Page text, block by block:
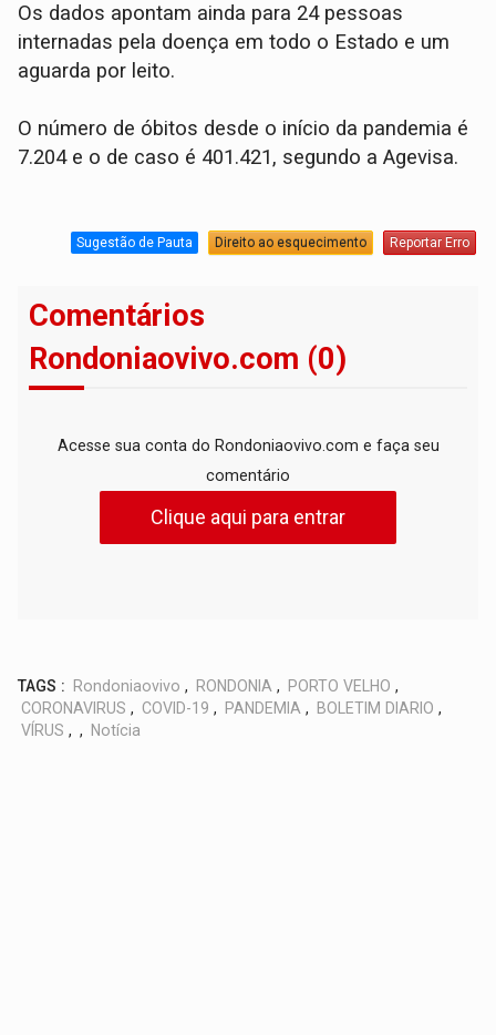
Os dados apontam ainda para 24 pessoas
internadas pela doença em todo o Estado e um
aguarda por leito.
O número de óbitos desde o início da pandemia é
7.204 e o de caso é 401.421, segundo a Agevisa.
Sugestão de Pauta Direito ao esquecimento Reportar Erro
Comentários
Rondoniaovivo.com (0)
Acesse sua conta do Rondoniaovivo.com e faça seu
comentário
Clique aqui para entrar
TAGS : Rondoniaovivo , RONDONIA , PORTO VELHO ,
CORONAVIRUS , COVID-19 , PANDEMIA , BOLETIM DIARIO ,
VÍRUS , , Notícia